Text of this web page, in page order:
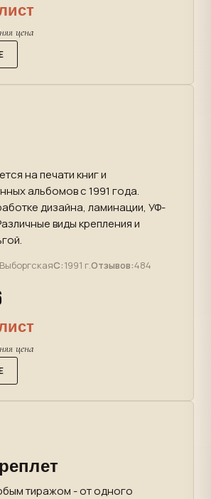
цена
на печати книг и
альбомов с 1991 года.
дизайна, ламинации, УФ-
виды крепления и
С:1991 г.Отзывов:484
цена
тиражом - от одного